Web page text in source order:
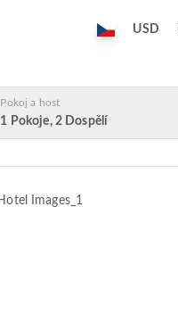
USD
Pokoj a host
1 Pokoje, 2 Dospělí